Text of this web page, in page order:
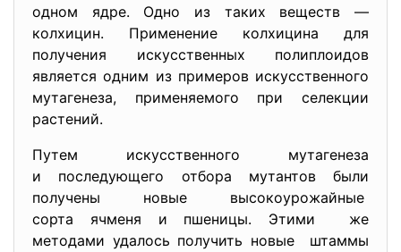
одном ядре. Одно из таких веществ —
колхицин. Применение колхицина для
получения искусственных полиплоидов
является одним из примеров искусственного
мутагенеза, применяемого при селекции
растений.
Путем искусственного мутагенеза
и последующего отбора мутантов были
получены новые высокоурожайные
сорта ячменя и пшеницы. Этими же
методами удалось получить новые штаммы